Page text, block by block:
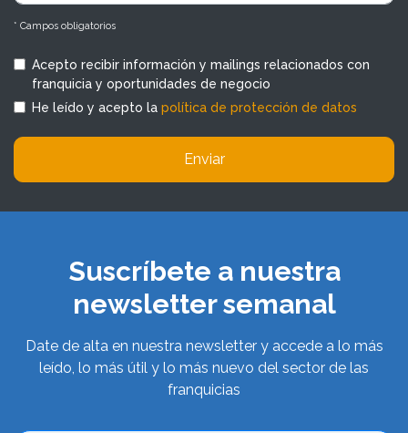
* Campos obligatorios
Acepto recibir información y mailings relacionados con
franquicia y oportunidades de negocio
He leído y acepto la política de protección de datos
Enviar
Suscríbete a nuestra
newsletter semanal
Date de alta en nuestra newsletter y accede a lo más
leído, lo más útil y lo más nuevo del sector de las
franquicias